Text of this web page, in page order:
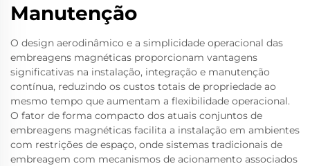
Manutenção
O design aerodinâmico e a simplicidade operacional das
embreagens magnéticas proporcionam vantagens
significativas na instalação, integração e manutenção
contínua, reduzindo os custos totais de propriedade ao
mesmo tempo que aumentam a flexibilidade operacional.
O fator de forma compacto dos atuais conjuntos de
embreagens magnéticas facilita a instalação em ambientes
com restrições de espaço, onde sistemas tradicionais de
embreagem com mecanismos de acionamento associados